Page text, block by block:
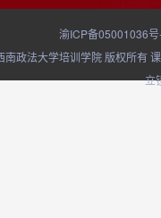
渝ICP备05001036
政法大学培训学院 版权所有
立